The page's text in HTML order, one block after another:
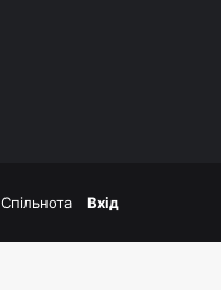
Спільнота Вхід